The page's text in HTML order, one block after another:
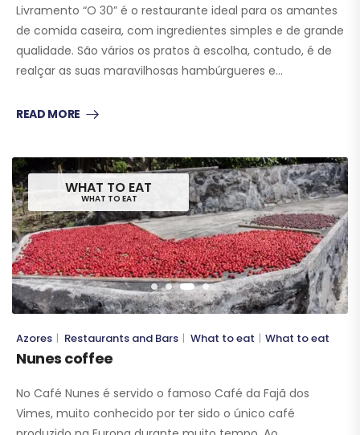
Livramento “O 30” é o restaurante ideal para os amantes
de comida caseira, com ingredientes simples e de grande
qualidade. São vários os pratos à escolha, contudo, é de
realçar as suas maravilhosas hambúrgueres e…
READ MORE
WHAT TO EAT
WHAT TO EAT
Azores | Restaurants and Bars | What to eat | What to eat
Nunes coffee
No Café Nunes é servido o famoso Café da Fajã dos
Vimes, muito conhecido por ter sido o único café